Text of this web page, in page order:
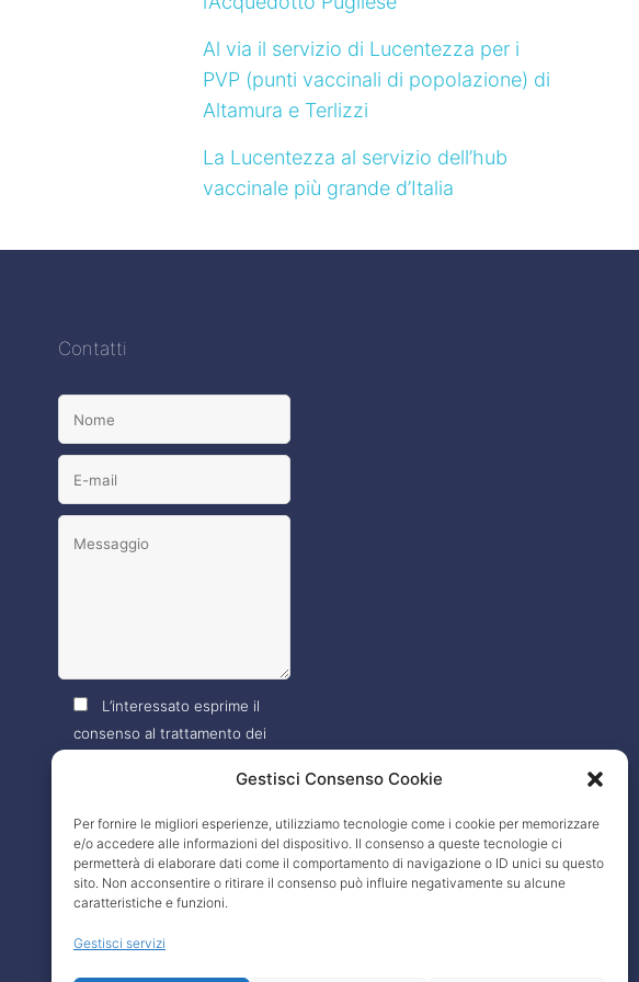
Gestisci Consenso Cookie
Per fornire le migliori esperienze, utilizziamo tecnologie come i cookie per memorizzare
e/o accedere alle informazioni del dispositivo. Il consenso a queste tecnologie ci
permetterà di elaborare dati come il comportamento di navigazione o ID unici su questo
sito. Non acconsentire o ritirare il consenso può influire negativamente su alcune
caratteristiche e funzioni.
Gestisci servizi
Al via il servizio di Lucentezza per i
PVP (punti vaccinali di popolazione) di
Altamura e Terlizzi
La Lucentezza al servizio dell’hub
vaccinale più grande d’Italia
Contatti
L’interessato esprime il
consenso al trattamento dei
privacy policy?